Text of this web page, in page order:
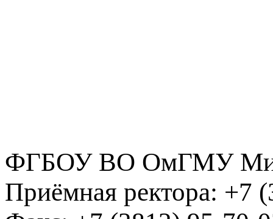
ФГБОУ ВО ОмГМУ
Приёмная ректора: +7